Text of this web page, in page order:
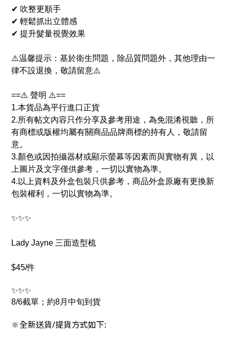
✔ 吹整更順手
✔ 輕鬆抓出立體感
✔ 提升髮量視覺效果
⚠️温馨提示：基於衛生問題，除品質問題外，其他理由一
律不設退換，敬請留意⚠️
==⚠️ 聲明 ⚠️==
1.本貨品為平行進口正貨
2.所有帖文內容只作分享及參考用途，為免混淆視聽，所
有商標或版權均屬有關商品品牌商標的持有人，敬請留
意。
3.顏色或因拍攝器材或顯示螢幕等因素而與實物有異，以
上圖片及文字僅供參考，一切以實物為準。
4.以上資料及外盒包裝只供參考，商品外盒原廠有更換新
包裝權利，一切以實物為準。
✨✨✨
Lady Jayne 三面造型梳
$45/件
✨✨✨
8/6截單；約8月中旬到貨
🔆全新送貨/提貨方式如下: